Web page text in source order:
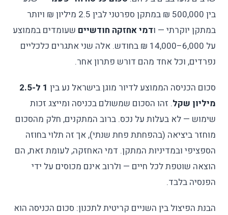
בין 500,000 ₪ במתקן ספרטני לבין 2.5 מיליון ₪ ויותר
במתקן יוקרתי — ודמי אחזקה חודשיים שעומדים בממוצע
על 6,000–14,000 ₪ בחודש. אלה שני אתגרים כלכליים
נפרדים, וכל אחד מהם דורש פתרון אחר.
סכום הכניסה הממוצע לדיור מוגן בישראל נע בין
1 ל-2.5
מיליון שקל. זהו הסכום שמשולם בכניסה ומייצג זכות
שימוש — לא בעלות על נכס. ברוב המתקנים, חלק מהסכום
מוחזר ביציאה (בהפחתת פחת שנתי), אך זה תלוי בחוזה
הספציפי ובמדיניות המתקן. דמי האחזקה, לעומת זאת, הם
הוצאה שוטפת לכל חיים — ולרוב אינם מכוסים על ידי
הפנסיה בלבד.
הבנת הפיצול בין השניים קריטית לתכנון: סכום הכניסה הוא